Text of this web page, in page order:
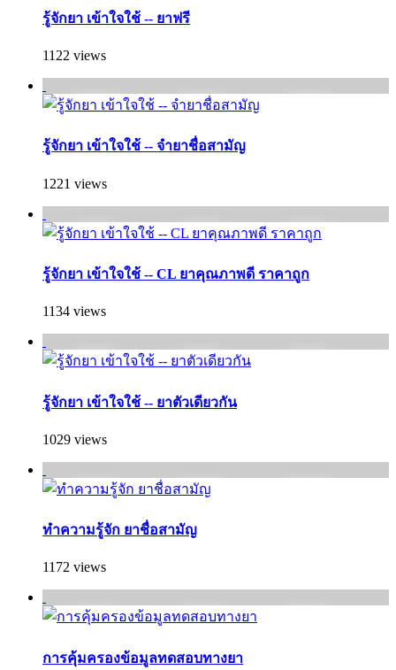
รู้จักยา เข้าใจใช้ -- ยาฟรี
1122 views
รู้จักยา เข้าใจใช้ -- จำยาชื่อสามัญ
1221 views
รู้จักยา เข้าใจใช้ -- CL ยาคุณภาพดี ราคาถูก
1134 views
รู้จักยา เข้าใจใช้ -- ยาตัวเดียวกัน
1029 views
ทำความรู้จัก ยาชื่อสามัญ
1172 views
การคุ้มครองข้อมูลทดสอบทางยา